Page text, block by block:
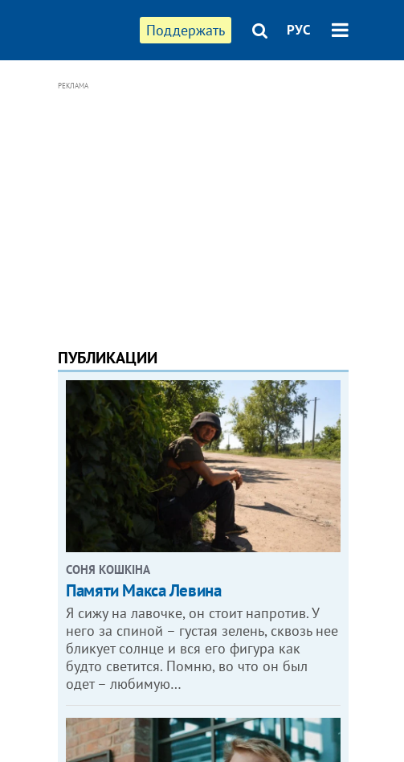
Поддержать РУС
РЕКЛАМА
ПУБЛИКАЦИИ
СОНЯ КОШКІНА
Памяти Макса Левина
Я сижу на лавочке, он стоит напротив. У
него за спиной – густая зелень, сквозь нее
бликует солнце и вся его фигура как
будто светится. Помню, во что он был
одет – любимую…